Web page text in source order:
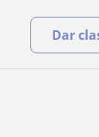
Dar